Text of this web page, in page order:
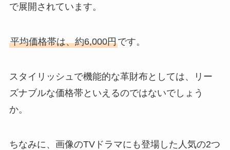
で展開されています。
平均価格帯は、約6,000円です。
スタイリッシュで機能的な革財布としては、リー
ズナブルな価格帯といえるのではないでしょう
か。
ちなみに、画像のTVドラマにも登場した人気の2つ